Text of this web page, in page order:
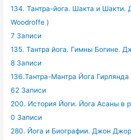
134. Тантра-йога. Шакта и Шакти.
Woodroffe )
7 Записи
135. Тантра йога. Гимны Богине.
8 Записи
136.Тантра-Мантра Йога
62 Записи
200. История Йоги. Йога Асаны в
0 Записи
280. Йога и Биографии. Джон